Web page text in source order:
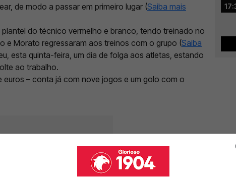
de modo a passar em primeiro lugar (Saiba mais
do técnico vermelho e branco, tendo treinado no
e Morato regressaram aos treinos com o grupo (Saiba
esta quinta-feira, um dia de folga aos atletas, estando
ao trabalho.
euros – conta já com nove jogos e um golo com o